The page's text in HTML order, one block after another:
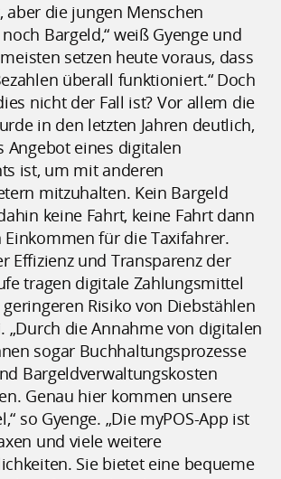
aber die jungen Menschen
Bargeld,“ weiß Gyenge und
setzen heute voraus, dass
überall funktioniert.“ Doch
nicht der Fall ist? Vor allem die
in den letzten Jahren deutlich,
Angebot eines digitalen
ist, um mit anderen
mitzuhalten. Kein Bargeld
keine Fahrt, keine Fahrt dann
für die Taxifahrer.
Effizienz und Transparenz der
tragen digitale Zahlungsmittel
Risiko von Diebstählen
„Durch die Annahme von digitalen
sogar Buchhaltungsprozesse
Bargeldverwaltungskosten
Genau hier kommen unsere
so Gyenge. „Die myPOS-App ist
und viele weitere
Sie bietet eine bequeme